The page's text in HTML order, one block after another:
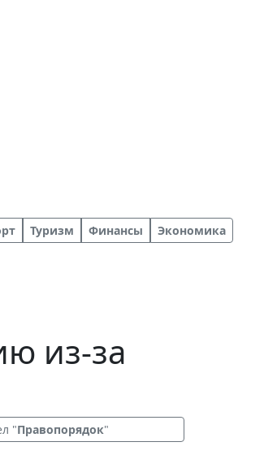
Туризм Финансы
Экономика
из-за
"Правопорядок"